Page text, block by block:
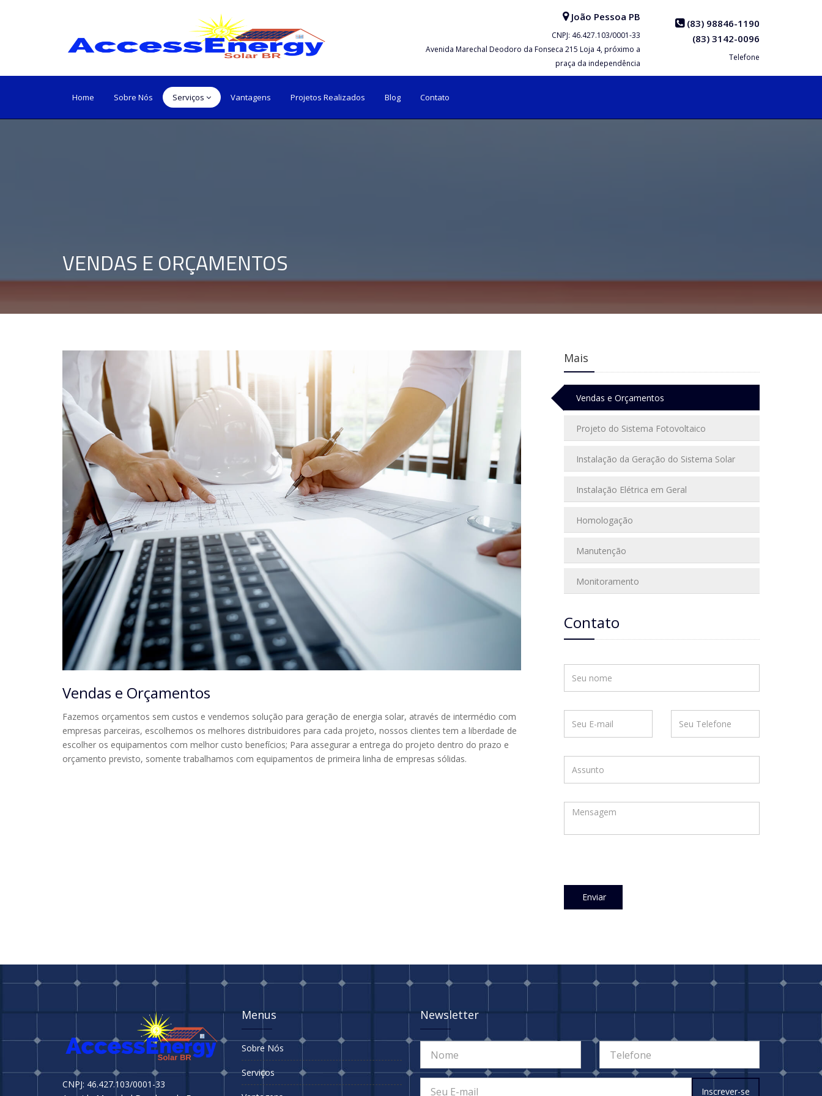
João Pessoa PB
CNPJ: 46.427.103/0001-33
Avenida Marechal Deodoro da Fonseca 215 Loja 4, próximo a
praça da independência
(83) 98846-1190
(83) 3142-0096
Telefone
Home Sobre Nós Serviços Vantagens Projetos Realizados Blog Contato
VENDAS E ORÇAMENTOS
Vendas e Orçamentos
Fazemos orçamentos sem custos e vendemos solução para geração de energia solar, através de intermédio com
empresas parceiras, escolhemos os melhores distribuidores para cada projeto, nossos clientes tem a liberdade de
escolher os equipamentos com melhor custo benefícios; Para assegurar a entrega do projeto dentro do prazo e
orçamento previsto, somente trabalhamos com equipamentos de primeira linha de empresas sólidas.
Mais
Vendas e Orçamentos
Projeto do Sistema Fotovoltaico
Instalação da Geração do Sistema Solar
Instalação Elétrica em Geral
Homologação
Manutenção
Monitoramento
Contato
Enviar
CNPJ: 46.427.103/0001-33
Menus
Sobre Nós
Serviços
Newsletter
Inscrever-se